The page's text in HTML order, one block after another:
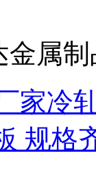
金属